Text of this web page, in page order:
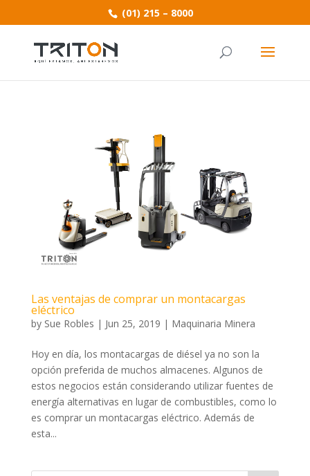
(01) 215 – 8000
Las ventajas de comprar un montacargas
eléctrico
by Sue Robles | Jun 25, 2019 | Maquinaria Minera
Hoy en día, los montacargas de diésel ya no son la
opción preferida de muchos almacenes. Algunos de
estos negocios están considerando utilizar fuentes de
energía alternativas en lugar de combustibles, como lo
es comprar un montacargas eléctrico. Además de
esta...